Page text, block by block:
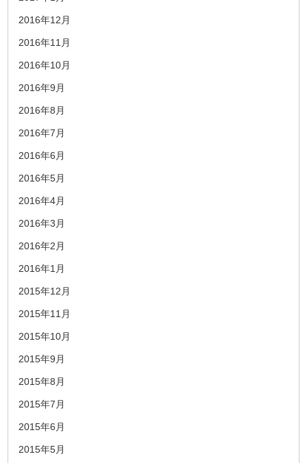
2016年12月
2016年11月
2016年10月
2016年9月
2016年8月
2016年7月
2016年6月
2016年5月
2016年4月
2016年3月
2016年2月
2016年1月
2015年12月
2015年11月
2015年10月
2015年9月
2015年8月
2015年7月
2015年6月
2015年5月